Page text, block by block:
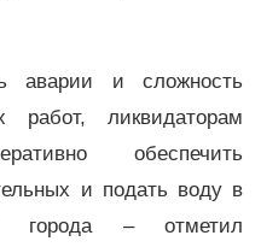
аварии и сложность
работ, ликвидаторам
обеспечить
и подать воду в
города – отметил